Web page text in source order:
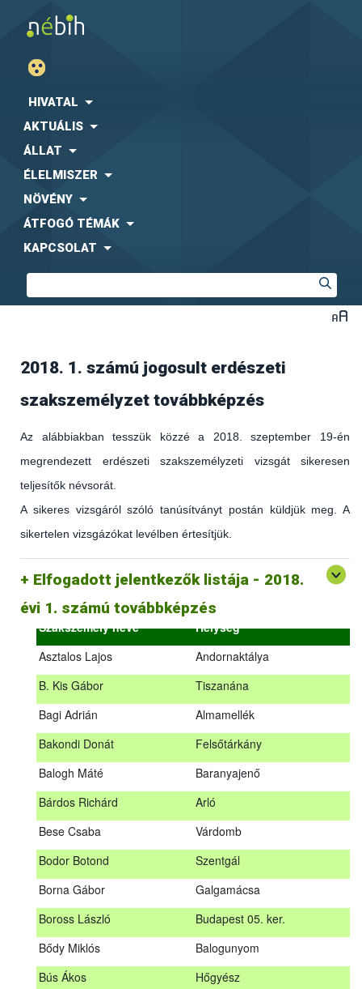
HIVATAL
AKTUÁLIS
ÁLLAT
ÉLELMISZER
NÖVÉNY
ÁTFOGÓ TÉMÁK
KAPCSOLAT
2018. 1. számú jogosult erdészeti
szakszemélyzet továbbképzés
Az alábbiakban tesszük közzé a 2018. szeptember 19-én
megrendezett erdészeti szakszemélyzeti vizsgát sikeresen
teljesítők névsorát.
A sikeres vizsgáról szóló tanúsítványt postán küldjük meg. A
sikertelen vizsgázókat levélben értesítjük.
Elfogadott jelentkezők listája - 2018.
évi 1. számú továbbképzés
(az erdőgazdálkodást és az erdészeti szakirányítást érintő
hatályos jogszabályokról és azok alkalmazásáról szóló
általános továbbképzés)
2018.09.18. – 2018.09.19.
Szakszemély neve
Helység
Asztalos Lajos
Andornaktálya
B. Kis Gábor
Tiszanána
Bagi Adrián
Almamellék
Bakondi Donát
Felsőtárkány
Balogh Máté
Baranyajenő
Bárdos Richárd
Arló
Bese Csaba
Várdomb
Bodor Botond
Szentgál
Borna Gábor
Galgamácsa
Boross László
Budapest 05. ker.
Bődy Miklós
Balogunyom
Bús Ákos
Hőgyész
Az alábbiakban tesszük közzé a 2018. szeptember 19-én
megrendezett erdészeti szakszemélyzeti vizsgát sikeresen
teljesítők névsorát.
A sikeres vizsgáról szóló tanúsítványt postán küldjük meg. A
Tiszanána
Almamellék
Felsőtárkány
Balogh Máté
Baranyajenő